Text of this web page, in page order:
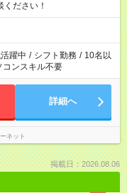
ださい！
躍中 / シフト勤務 / 10名以
コンスキル不要
詳細へ
ネット
掲載日：2026.08.06